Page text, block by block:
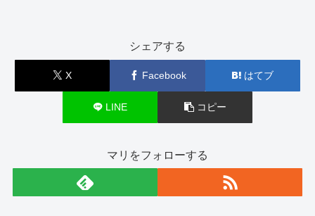
シェアする
X Facebook はてブ
LINE コピー
マリをフォローする